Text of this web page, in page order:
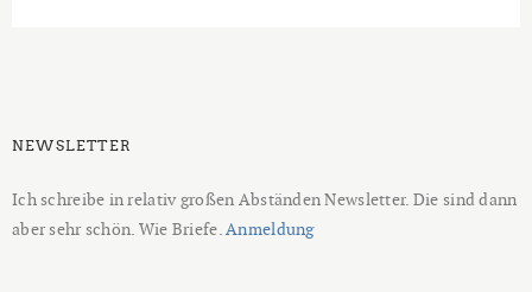
NEWSLETTER
Ich schreibe in relativ großen Abständen Newsletter. Die sind dann
aber sehr schön. Wie Briefe.Anmeldung